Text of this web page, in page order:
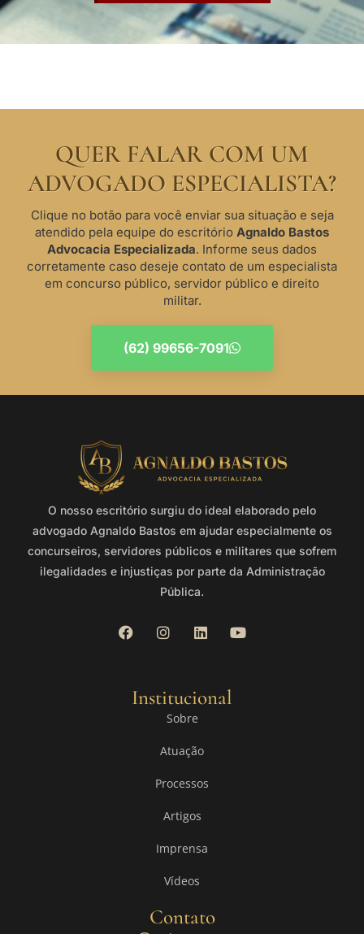
QUER FALAR COM UM
ADVOGADO ESPECIALISTA?
Clique no botão para você enviar sua situação e seja
atendido pela equipe do escritório Agnaldo Bastos
Advocacia Especializada. Informe seus dados
corretamente caso deseje contato de um especialista
em concurso público, servidor público e direito
militar.
(62) 99656-7091
O nosso escritório surgiu do ideal elaborado pelo
advogado Agnaldo Bastos em ajudar especialmente os
concurseiros, servidores públicos e militares que sofrem
ilegalidades e injustiças por parte da Administração
Pública.
Institucional
Sobre
Atuação
Processos
Artigos
Imprensa
Vídeos
Contato